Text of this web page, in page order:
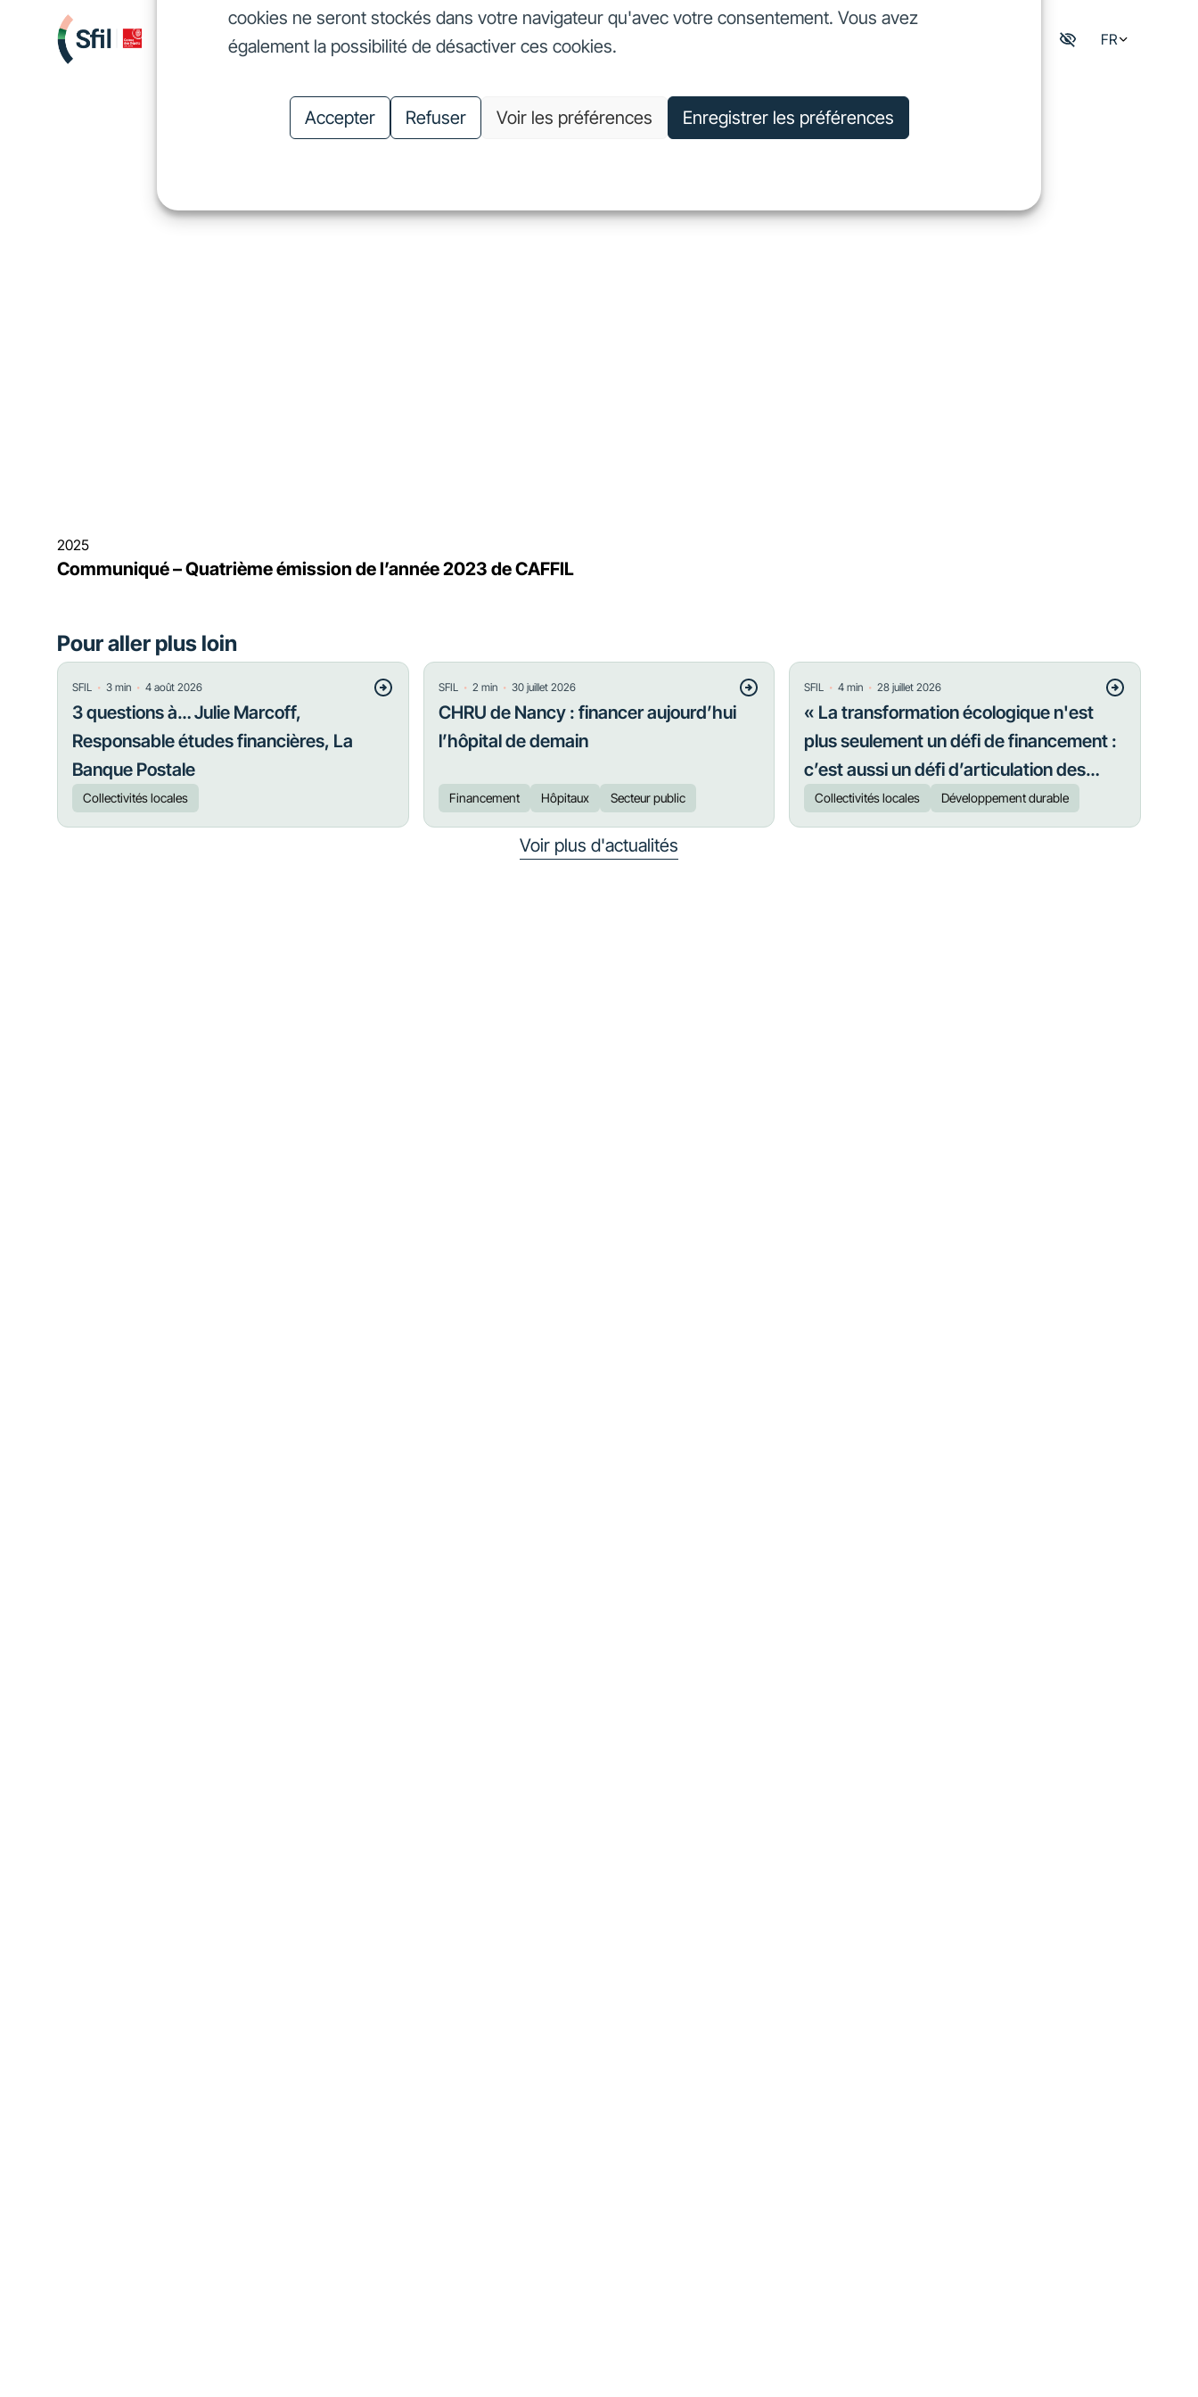
cookies ne seront stockés dans votre navigateur qu'avec votre consentement. Vous avez
également la possibilité de désactiver ces cookies.
Accepter Refuser Voir les préférences Enregistrer les préférences
Nous finançons
Nous finançons
Investisseurs
Investisseurs
Nos engagements
Nos engagements
Nous connaître FR
2025
Communiqué – Quatrième émission de l’année 2023 de CAFFIL
Pour aller plus loin
SFIL ・ 3 min ・ 4 août 2026
3 questions à… Julie Marcoff,
Responsable études financières, La
Banque Postale
Collectivités locales
SFIL・ 2 min・ 30 juillet 2026
CHRU de Nancy : financer aujourd’hui
l’hôpital de demain
Financement Hôpitaux Secteur public
SFIL ・4 min ・28 juillet 2026
« La transformation écologique n'est
plus seulement un défi de financement :
c’est aussi un défi d’articulation des
priorités »
Collectivités locales Développement durable
Voir plus d'actualités